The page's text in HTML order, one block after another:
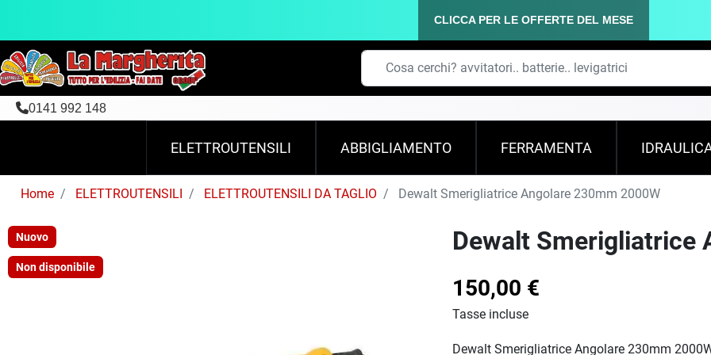
CLICCA PER LE OFFERTE DEL MESE
0141 992 148
ELETTROUTENSILI ABBIGLIAMENTO FERRAMENTA
Home ELETTROUTENSILI ELETTROUTENSILI DA TAGLIO Dewalt Smerigliatrice Angolare 230mm 2000W
Nuovo
Non disponibile
Dewalt Smerigliatrice
150,00 €
Tasse incluse
Dewalt Smerigliatrice Angolare 230mm